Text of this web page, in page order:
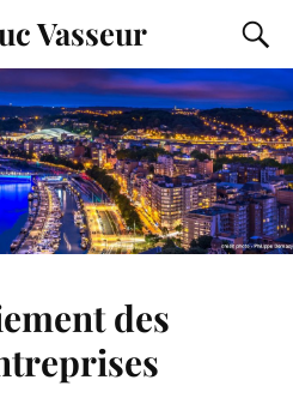
Vasseur
des